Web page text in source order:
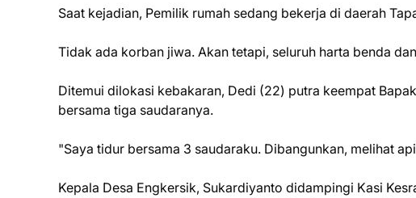
Saat kejadian, Pemilik rumah sedang bekerja di daerah
Tidak ada korban jiwa. Akan tetapi, seluruh harta benda
Ditemui dilokasi kebakaran, Dedi (22) putra keempat
bersama tiga saudaranya.
"Saya tidur bersama 3 saudaraku. Dibangunkan, melihat
Kepala Desa Engkersik, Sukardiyanto didampingi Kasi